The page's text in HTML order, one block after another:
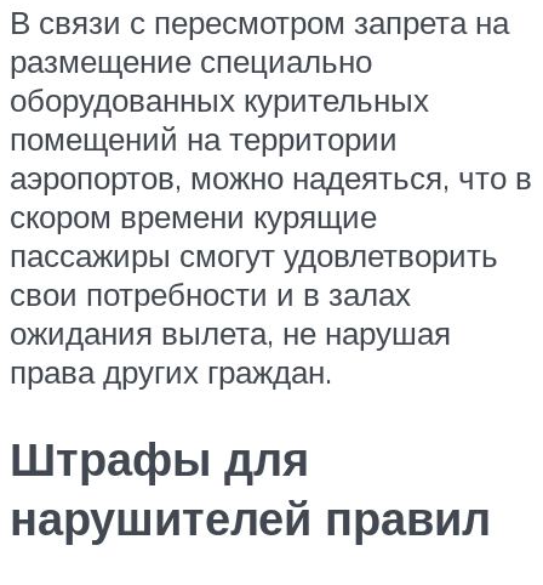
В связи с пересмотром запрета на
размещение специально
оборудованных курительных
помещений на территории
аэропортов, можно надеяться, что в
скором времени курящие
пассажиры смогут удовлетворить
свои потребности и в залах
ожидания вылета, не нарушая
права других граждан.
Штрафы для
нарушителей правил